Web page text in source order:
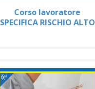
Corso lavoratore
SPECIFICA RISCHIO ALTO